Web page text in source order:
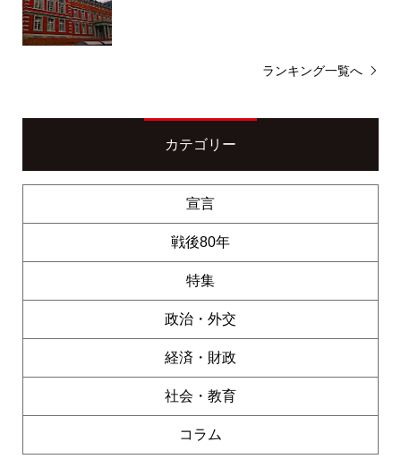
ランキング一覧へ
カテゴリー
宣言
戦後80年
特集
政治・外交
経済・財政
社会・教育
コラム